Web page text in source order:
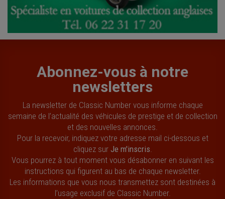
Abonnez-vous à notre
newsletters
La newsletter de Classic Number vous informe chaque
semaine de l’actualité des véhicules de prestige et de collection
et des nouvelles annonces.
Pour la recevoir, indiquez votre adresse mail ci-dessous et
cliquez sur Je m'inscris.
Vous pourrez à tout moment vous désabonner en suivant les
instructions qui figurent au bas de chaque newsletter.
Les informations que vous nous transmettez sont destinées à
l’usage exclusif de Classic Number.